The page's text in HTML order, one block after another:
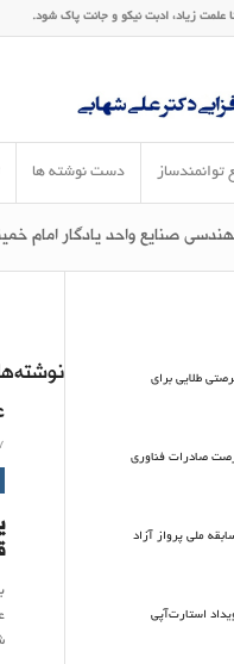
علمت زیاد، ادبت نیکو و جانت پاک شود.
توانمندساز دست نوشته ها
صنایع واحد یادگار امام
طلایی برای
صادرات فناوری
ملی پرواز آزاد
استارت‌آپی